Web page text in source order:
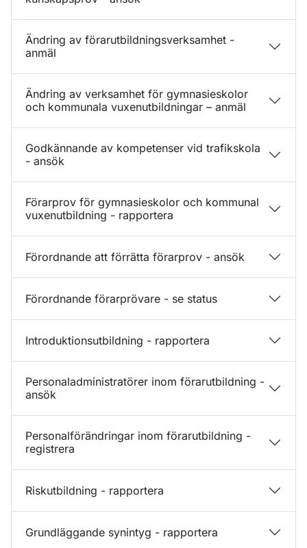
Ändring av förarutbildningsverksamhet -
anmäl
Ändring av verksamhet för gymnasieskolor
och kommunala vuxenutbildningar – anmäl
Godkännande av kompetenser vid trafikskola
- ansök
Förarprov för gymnasieskolor och kommunal
vuxenutbildning - rapportera
Förordnande att förrätta förarprov - ansök
Förordnande förarprövare - se status
Introduktionsutbildning - rapportera
Personaladministratörer inom förarutbildning -
ansök
Personalförändringar inom förarutbildning -
registrera
Riskutbildning - rapportera
Grundläggande synintyg - rapportera